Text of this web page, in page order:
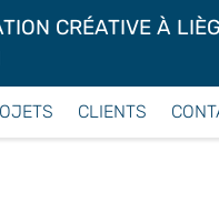
CRÉATIVE À
CLIENTS